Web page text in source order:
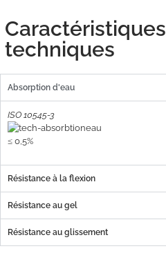
Caractéristiques
techniques
Absorption d'eau
ISO 10545-3
≤ 0,5%
Résistance à la flexion
Résistance au gel
Résistance au glissement